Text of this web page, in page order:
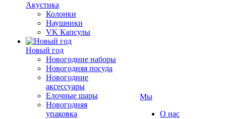
Акустика
Колонки
Наушники
VK Капсулы
Новый год
Новогодние наборы
Новогодняя посуда
Новогодние
аксессуары
Елочные шары
Новогодняя
упаковка
Мы
О нас